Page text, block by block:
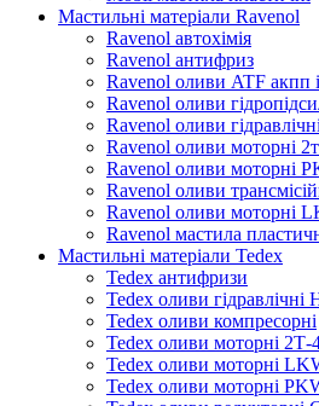
Мастильні матеріали Ravenol
Ravenol автохімія
Ravenol антифриз
Ravenol оливи ATF акпп
Ravenol оливи
Ravenol оливи
Ravenol оливи моторні
Ravenol оливи моторні
Ravenol оливи
Ravenol оливи моторні
Ravenol мастила
Мастильні матеріали Tedex
Tedex антифризи
Tedex оливи
Tedex оливи компресорні
Tedex оливи моторні 2Т-
Tedex оливи моторні
Tedex оливи моторні